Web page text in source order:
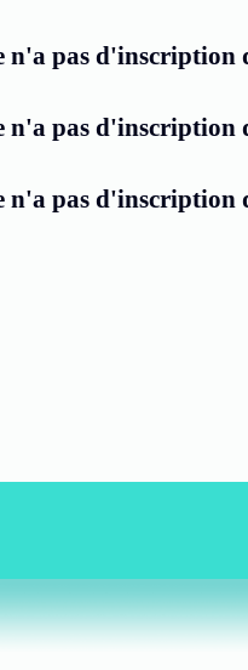
n'a pas d'inscription
n'a pas d'inscription
n'a pas d'inscription